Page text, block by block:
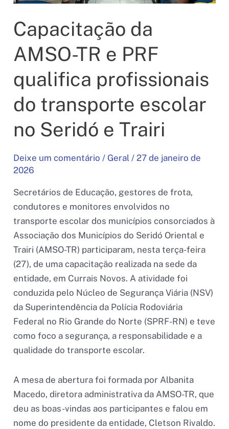
Capacitação da
AMSO-TR e PRF
qualifica profissionais
do transporte escolar
no Seridó e Trairi
Deixe um comentário / Geral / 27 de janeiro de
2026
Secretários de Educação, gestores de frota,
condutores e monitores envolvidos no
transporte escolar dos municípios consorciados à
Associação dos Municípios do Seridó Oriental e
Trairi (AMSO-TR) participaram, nesta terça-feira
(27), de uma capacitação realizada na sede da
entidade, em Currais Novos. A atividade foi
conduzida pelo Núcleo de Segurança Viária (NSV)
da Superintendência da Polícia Rodoviária
Federal no Rio Grande do Norte (SPRF-RN) e teve
como foco a segurança, a responsabilidade e a
qualidade do transporte escolar.
A mesa de abertura foi formada por Albanita
Macedo, diretora administrativa da AMSO-TR, que
deu as boas-vindas aos participantes e falou em
nome do presidente da entidade, Cletson Rivaldo.